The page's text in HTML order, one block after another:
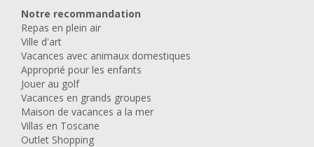
Notre recommandation
Repas en plein air
Ville d'art
Vacances avec animaux domestiques
Approprié pour les enfants
Jouer au golf
Vacances en grands groupes
Maison de vacances a la mer
Villas en Toscane
Outlet Shopping